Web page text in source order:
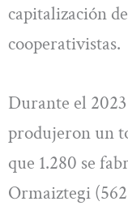
capitalización
cooperativistas.
Durante el
produjeron un
que 1.280 se
Ormaiztegi